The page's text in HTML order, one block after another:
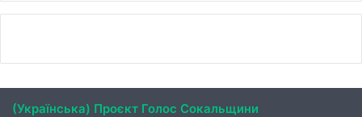
(Українська) Проєкт Голос Сокальщини